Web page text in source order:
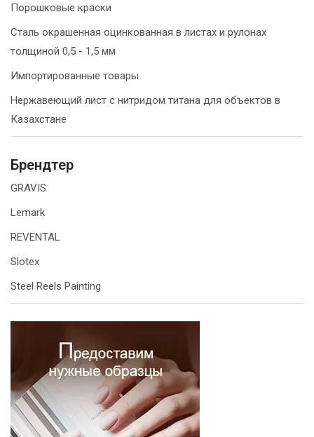
Порошковые краски
Сталь окрашенная оцинкованная в листах и рулонах
толщиной 0,5 - 1,5 мм
Импортированные товары
Нержавеющий лист с нитридом титана для объектов в
Казахстане
Брендтер
GRAVIS
Lemark
REVENTAL
Slotex
Steel Reels Painting